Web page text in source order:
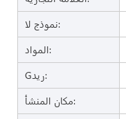
نموذج لا:
المواد:
Gريد:
مكان المنشأ: